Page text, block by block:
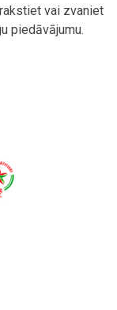
vai zvaniet
piedāvājumu.